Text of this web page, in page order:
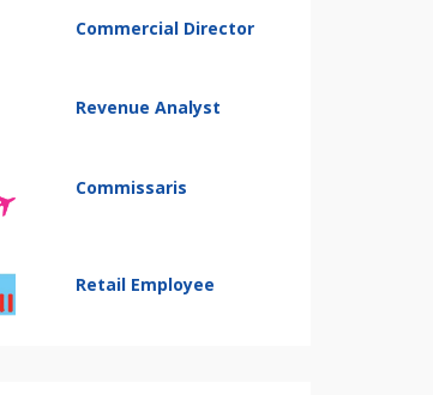
Commercial Director
Revenue Analyst
Commissaris
Retail Employee